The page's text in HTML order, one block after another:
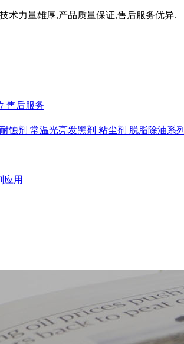
术力量雄厚,产品质量保证,售后服务优异.
售后服务
蚀剂 常温光亮发黑剂 粘尘剂 脱脂除油系列
应用